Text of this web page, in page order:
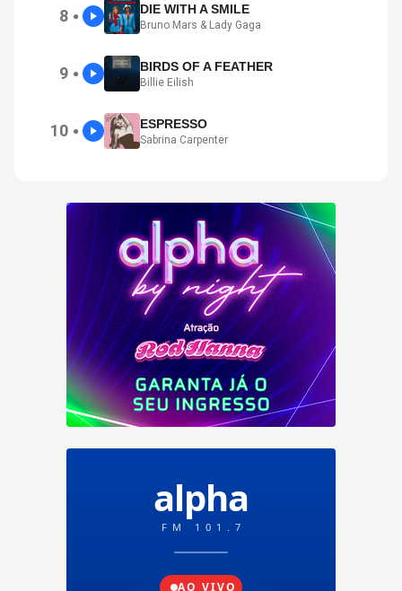
8 ● DIE WITH A SMILE
Bruno Mars & Lady Gaga
9 ● BIRDS OF A FEATHER
Billie Eilish
10 ● ESPRESSO
Sabrina Carpenter